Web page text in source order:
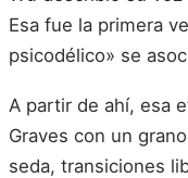
Esa fue la primera
psicodélico» se
A partir de ahí, esa
Graves con un
seda, transiciones